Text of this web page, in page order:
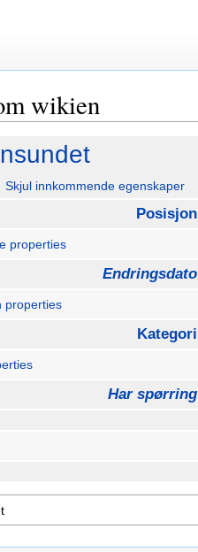
wikien
Skjul innkommende egenskaper
Posisjon
properties
Endringsdato
properties
Kategori
Har spørring